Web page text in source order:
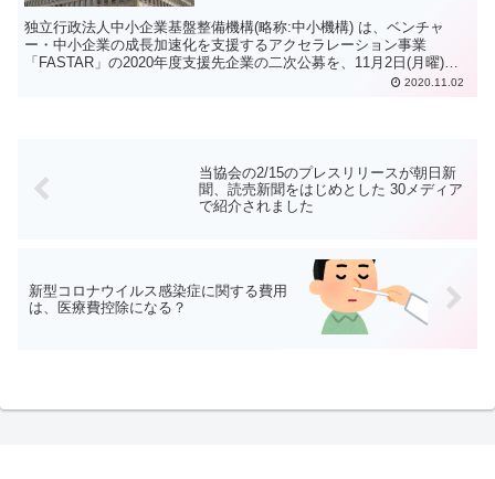
独立行政法人中小企業基盤整備機構(略称:中小機構) は、ベンチャ
ー・中小企業の成長加速化を支援するアクセラレーション事業
「FASTAR」の2020年度支援先企業の二次公募を、11月2日(月曜)よ
2020.11.02
当協会の2/15のプレスリリースが朝日新
聞、読売新聞をはじめとした 30メディア
で紹介されました
新型コロナウイルス感染症に関する費用
は、医療費控除になる？